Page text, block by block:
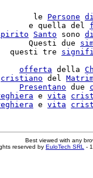
le Persone
e quella del
Santo sono
Questi due
questi tre
offerta della
cristiano del
Presentano due
e vita
e vita
Best viewed with any
reserved by EuloTech SRL -